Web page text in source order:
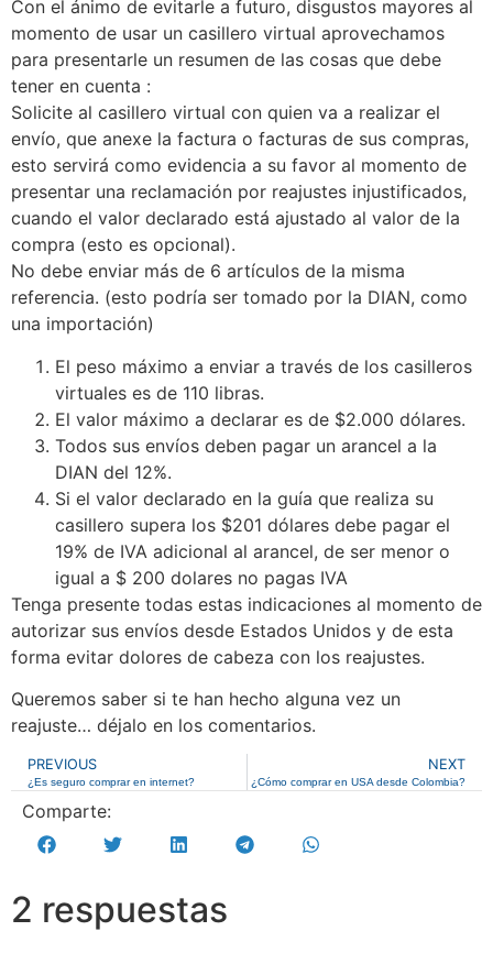
Con el ánimo de evitarle a futuro, disgustos mayores al
momento de usar un casillero virtual aprovechamos
para presentarle un resumen de las cosas que debe
tener en cuenta :
Solicite al casillero virtual con quien va a realizar el
envío, que anexe la factura o facturas de sus compras,
esto servirá como evidencia a su favor al momento de
presentar una reclamación por reajustes injustificados,
cuando el valor declarado está ajustado al valor de la
compra (esto es opcional).
No debe enviar más de 6 artículos de la misma
referencia. (esto podría ser tomado por la DIAN, como
una importación)
El peso máximo a enviar a través de los casilleros
virtuales es de 110 libras.
El valor máximo a declarar es de $2.000 dólares.
Todos sus envíos deben pagar un arancel a la
DIAN del 12%.
Si el valor declarado en la guía que realiza su
casillero supera los $201 dólares debe pagar el
19% de IVA adicional al arancel, de ser menor o
igual a $ 200 dolares no pagas IVA
Tenga presente todas estas indicaciones al momento de
autorizar sus envíos desde Estados Unidos y de esta
forma evitar dolores de cabeza con los reajustes.
Queremos saber si te han hecho alguna vez un
reajuste… déjalo en los comentarios.
PREVIOUS
¿Es seguro comprar en internet?
NEXT
¿Cómo comprar en USA desde Colombia?
Comparte:
2 respuestas